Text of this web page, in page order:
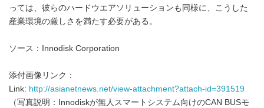
っては、彼らのハードウエアソリューションも同様に、こうした
産業環境の厳しさを満たす必要がある。
ソース：Innodisk Corporation
添付画像リンク：
Link: http://asianetnews.net/view-attachment?attach-id=391519
（写真説明：Innodiskが無人スマートシステム向けのCAN BUSモ